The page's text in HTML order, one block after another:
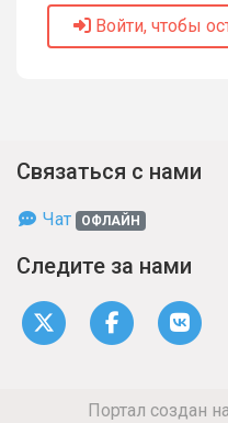
Войти, чтобы
Связаться с нами
Чат ОФЛАЙН
Следите за нами
Портал создан